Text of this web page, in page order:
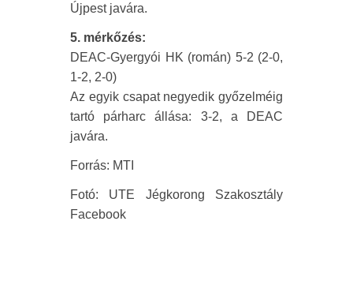
Újpest javára.
5. mérkőzés:
DEAC-Gyergyói HK (román) 5-2 (2-0,
1-2, 2-0)
Az egyik csapat negyedik győzelméig
tartó párharc állása: 3-2, a DEAC
javára.
Forrás: MTI
Fotó: UTE Jégkorong Szakosztály
Facebook